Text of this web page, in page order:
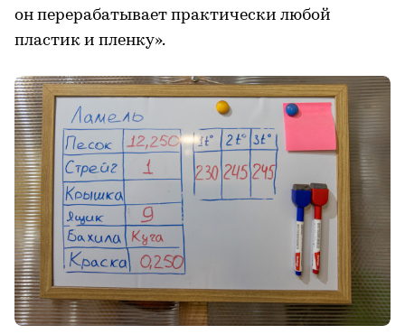
он перерабатывает практически любой
пластик и пленку».